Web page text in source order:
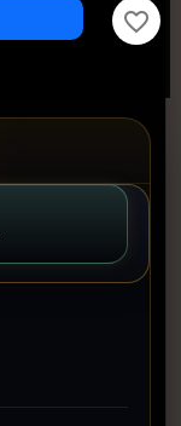
favorite_border